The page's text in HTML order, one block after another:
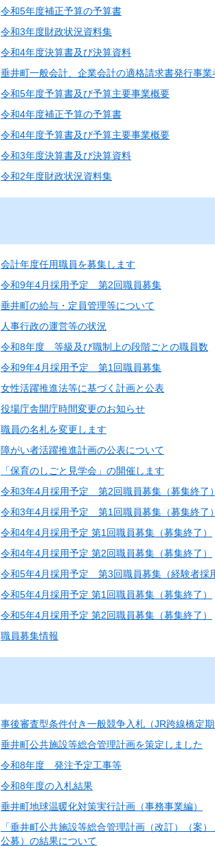
令和5年度補正予算の予算書
令和3年度財政状況資料集
令和4年度決算書及び決算資料
垂井町一般会計、企業会計の適格請求書発行事
令和5年度予算書及び予算主要事業概要
令和4年度補正予算の予算書
令和4年度予算書及び予算主要事業概要
令和3年度決算書及び決算資料
令和2年度財政状況資料集
会計年度任用職員を募集します
令和9年4月採用予定 第2回職員募集
垂井町の給与・定員管理等について
人事行政の運営等の状況
令和8年度 等級及び職制上の段階ごとの職員数
令和9年4月採用予定 第1回職員募集
女性活躍推進法等に基づく計画と公表
役場庁舎開庁時間変更のお知らせ
職員の名札を変更します
障がい者活躍推進計画の公表について
「保育のしごと見学会」の開催します
令和3年4月採用予定 第2回職員募集（募集終了）
令和3年4月採用予定 第1回職員募集（募集終了）
令和4年4月採用予定 第1回職員募集（募集終了）
令和4年4月採用予定 第2回職員募集（募集終了）
令和5年4月採用予定 第3回職員募集（経験者採
令和5年4月採用予定 第1回職員募集（募集終了）
令和5年4月採用予定 第2回職員募集（募集終了）
職員募集情報
事後審査型条件付き一般競争入札（JR跨線橋定期
垂井町公共施設等総合管理計画を策定しました
令和8年度 発注予定工事等
令和8年度の入札結果
垂井町地球温暖化対策実行計画（事務事業編）
「垂井町公共施設等総合管理計画（改訂）（案
公募）の結果について